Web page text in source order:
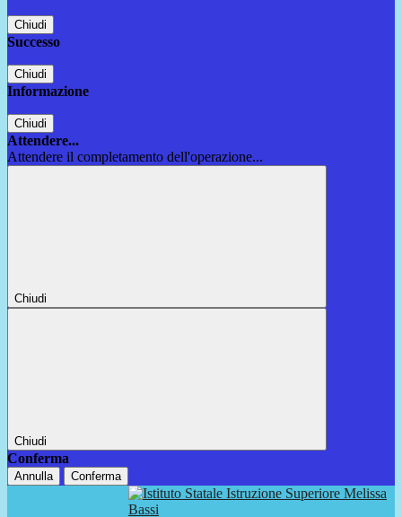
Chiudi
Successo
Chiudi
Informazione
Chiudi
Attendere...
Attendere il completamento dell'operazione...
Chiudi
Chiudi
Conferma
Annulla Conferma